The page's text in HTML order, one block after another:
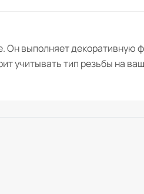
Он выполняет декоративную
учитывать тип резьбы на